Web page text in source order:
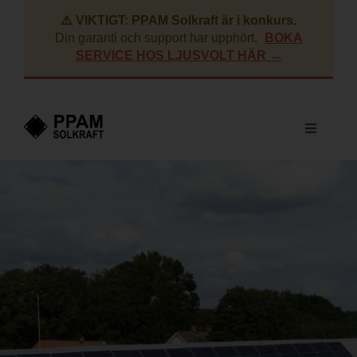
⚠️ VIKTIGT: PPAM Solkraft är i konkurs.
Din garanti och support har upphört.
BOKA
SERVICE HOS LJUSVOLT HÄR →
Toggle
BRF
Lantbruk